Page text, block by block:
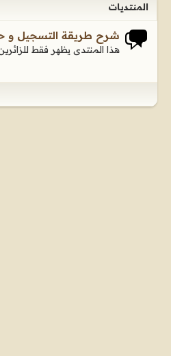
المنتديات
شرح طريقة التسجيل و
هذا المنتدى يظهر فقط